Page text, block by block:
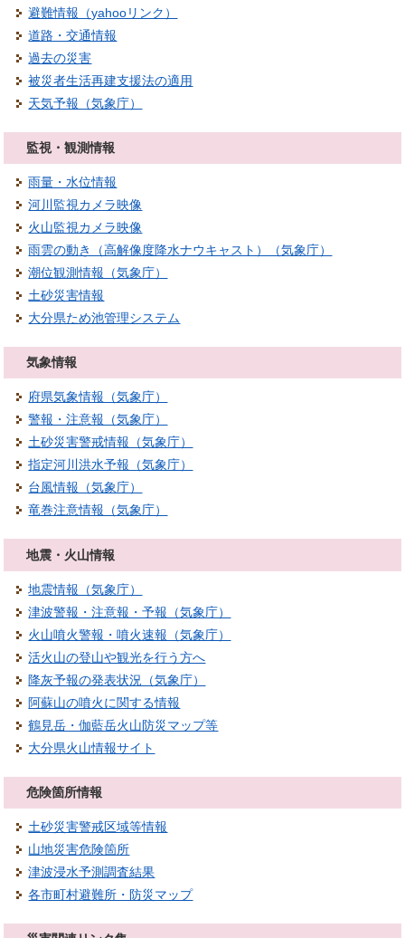
避難情報（yahooリンク）
道路・交通情報
過去の災害
被災者生活再建支援法の適用
天気予報（気象庁）
監視・観測情報
雨量・水位情報
河川監視カメラ映像
火山監視カメラ映像
雨雲の動き（高解像度降水ナウキャスト）（気象庁）
潮位観測情報（気象庁）
土砂災害情報
大分県ため池管理システム
気象情報
府県気象情報（気象庁）
警報・注意報（気象庁）
土砂災害警戒情報（気象庁）
指定河川洪水予報（気象庁）
台風情報（気象庁）
竜巻注意情報（気象庁）
地震・火山情報
地震情報（気象庁）
津波警報・注意報・予報（気象庁）
火山噴火警報・噴火速報（気象庁）
活火山の登山や観光を行う方へ
降灰予報の発表状況（気象庁）
阿蘇山の噴火に関する情報
鶴見岳・伽藍岳火山防災マップ等
大分県火山情報サイト
危険箇所情報
土砂災害警戒区域等情報
山地災害危険箇所
津波浸水予測調査結果
各市町村避難所・防災マップ